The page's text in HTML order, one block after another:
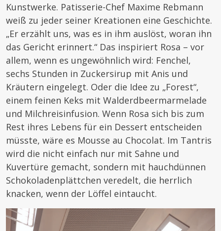
Kunstwerke. Patisserie-Chef Maxime Rebmann
weiß zu jeder seiner Kreationen eine Geschichte.
„Er erzählt uns, was es in ihm auslöst, woran ihn
das Gericht erinnert.“ Das inspiriert Rosa – vor
allem, wenn es ungewöhnlich wird: Fenchel,
sechs Stunden in Zuckersirup mit Anis und
Kräutern eingelegt. Oder die Idee zu „Forest“,
einem feinen Keks mit Walderdbeermarmelade
und Milchreisinfusion. Wenn Rosa sich bis zum
Rest ihres Lebens für ein Dessert entscheiden
müsste, wäre es Mousse au Chocolat. Im Tantris
wird die nicht einfach nur mit Sahne und
Kuvertüre gemacht, sondern mit hauchdünnen
Schokoladenplättchen veredelt, die herrlich
knacken, wenn der Löffel eintaucht.